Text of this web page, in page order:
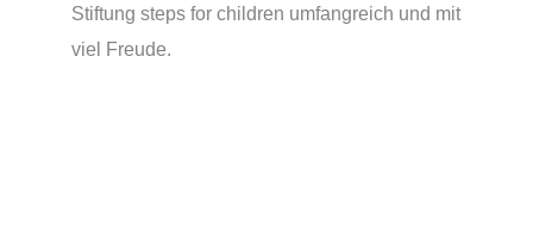
Stiftung steps for children umfangreich und mit
viel Freude.